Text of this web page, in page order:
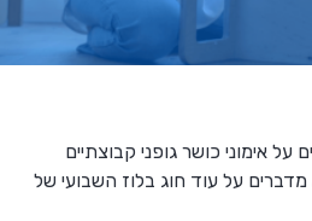
על אימוני כושר גופני קבוצתיים
מדברים על עוד חוג בלוז השבועי של